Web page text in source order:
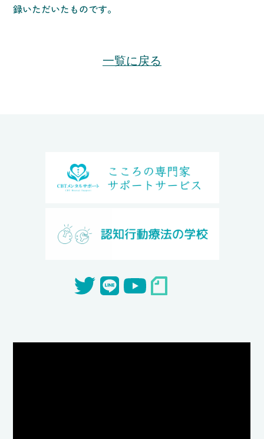
録いただいたものです。
一覧に戻る